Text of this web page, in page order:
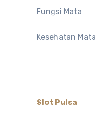
Fungsi Mata
Kesehatan Mata
Slot Pulsa